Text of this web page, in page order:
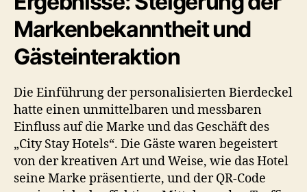
Markenbekanntheit und
Gästeinteraktion
Die Einführung der personalisierten Bierdeckel
hatte einen unmittelbaren und messbaren
Einfluss auf die Marke und das Geschäft des
„City Stay Hotels“. Die Gäste waren begeistert
von der kreativen Art und Weise, wie das Hotel
seine Marke präsentierte, und der QR-Code